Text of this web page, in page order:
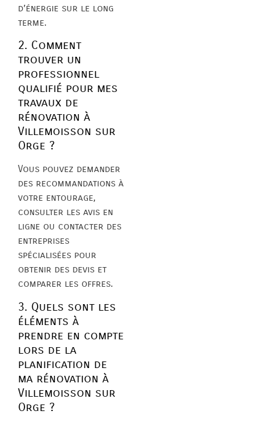
d’énergie sur le long
terme.
2. Comment
trouver un
professionnel
qualifié pour mes
travaux de
rénovation à
Villemoisson sur
Orge ?
Vous pouvez demander
des recommandations à
votre entourage,
consulter les avis en
ligne ou contacter des
entreprises
spécialisées pour
obtenir des devis et
comparer les offres.
3. Quels sont les
éléments à
prendre en compte
lors de la
planification de
ma rénovation à
Villemoisson sur
Orge ?